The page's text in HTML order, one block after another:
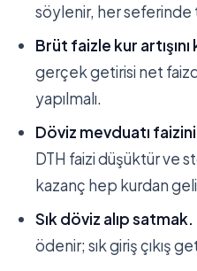
söylenir, her seferinde
Brüt faizle kur artışını
gerçek getirisi net
yapılmalı.
Döviz mevduatı
DTH faizi düşüktür ve
kazanç hep kurdan
Sık döviz alıp satmak.
ödenir; sık giriş çıkış